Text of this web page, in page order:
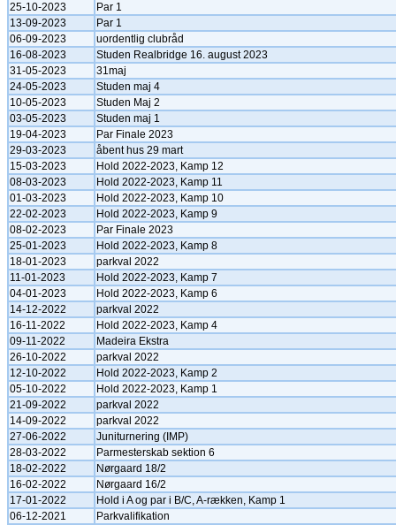
25-10-2023
Par 1
13-09-2023
Par 1
06-09-2023
uordentlig clubråd
16-08-2023
Studen Realbridge 16. august 2023
31-05-2023
31maj
24-05-2023
Studen maj 4
10-05-2023
Studen Maj 2
03-05-2023
Studen maj 1
19-04-2023
Par Finale 2023
29-03-2023
åbent hus 29 mart
15-03-2023
Hold 2022-2023, Kamp 12
08-03-2023
Hold 2022-2023, Kamp 11
01-03-2023
Hold 2022-2023, Kamp 10
22-02-2023
Hold 2022-2023, Kamp 9
08-02-2023
Par Finale 2023
25-01-2023
Hold 2022-2023, Kamp 8
18-01-2023
parkval 2022
11-01-2023
Hold 2022-2023, Kamp 7
04-01-2023
Hold 2022-2023, Kamp 6
14-12-2022
parkval 2022
16-11-2022
Hold 2022-2023, Kamp 4
09-11-2022
Madeira Ekstra
26-10-2022
parkval 2022
12-10-2022
Hold 2022-2023, Kamp 2
05-10-2022
Hold 2022-2023, Kamp 1
21-09-2022
parkval 2022
14-09-2022
parkval 2022
27-06-2022
Juniturnering (IMP)
28-03-2022
Parmesterskab sektion 6
18-02-2022
Nørgaard 18/2
16-02-2022
Nørgaard 16/2
17-01-2022
Hold i A og par i B/C, A-rækken, Kamp 1
06-12-2021
Parkvalifikation